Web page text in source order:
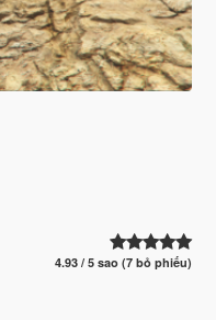
4.93 / 5 sao (7 bỏ phiếu)